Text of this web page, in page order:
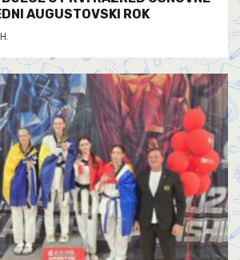
AUGUSTOVSKI ROK